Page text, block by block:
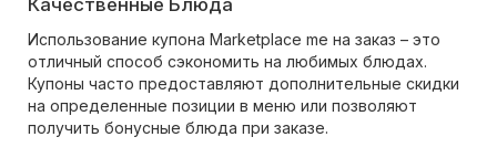
Использование купона Marketplace me на заказ – это
отличный способ сэкономить на любимых блюдах.
Купоны часто предоставляют дополнительные скидки
на определенные позиции в меню или позволяют
получить бонусные блюда при заказе.